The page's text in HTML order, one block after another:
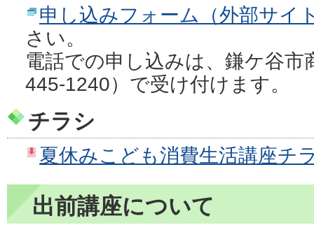
申し込みフォーム（外部サイ
さい。
電話での申し込みは、鎌ケ谷市
445-1240）で受け付けます。
チラシ
夏休みこども消費生活講座チ
出前講座について